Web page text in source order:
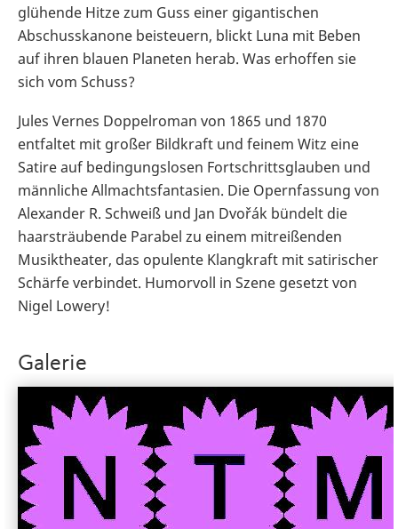
glühende Hitze zum Guss einer gigantischen
Abschusskanone beisteuern, blickt Luna mit Beben
auf ihren blauen Planeten herab. Was erhoffen sie
sich vom Schuss?
Jules Vernes Doppelroman von 1865 und 1870
entfaltet mit großer Bildkraft und feinem Witz eine
Satire auf bedingungslosen Fortschrittsglauben und
männliche Allmachtsfantasien. Die Opernfassung von
Alexander R. Schweiß und Jan Dvořák bündelt die
haarsträubende Parabel zu einem mitreißenden
Musiktheater, das opulente Klangkraft mit satirischer
Schärfe verbindet. Humorvoll in Szene gesetzt von
Nigel Lowery!
Galerie